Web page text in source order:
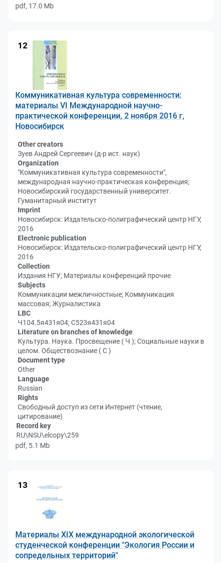
pdf, 17.0 Mb
12
Коммуникативная культура современности:
материалы VI Международной научно-
практической конференции, 2 ноября 2016 г,
Новосибирск
Other creators
Зуев Андрей Сергеевич (д-р ист. наук)
Organization
"Коммуникативная культура современности",
международная научно-практическая конференция;
Новосибирский государственный университет.
Гуманитарный институт
Imprint
Новосибирск: Издательско-полиграфический центр НГУ,
2016
Electronic publication
Новосибирск: Издательско-полиграфический центр НГУ,
2016
Collection
Издания НГУ; Материалы конференций прочие
Subjects
Коммуникации межличностные; Коммуникация
массовая; Журналистика
LBC
Ч104.5я431я04; С523я431я04
Literature on branches of knowledge
Культура. Наука. Просвещение ( Ч ); Социальные науки в
целом. Обществознание ( С )
Document type
Other
Language
Russian
Rights
Свободный доступ из сети Интернет (чтение,
цитирование)
Record key
RU\NSU\elcopy\259
pdf, 5.1 Mb
13
Материалы XIX международной экологической
студенческой конференции "Экология России и
сопредельных территорий"